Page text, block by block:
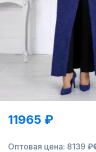
11965 ₽
Оптовая цена: 8139 ₽